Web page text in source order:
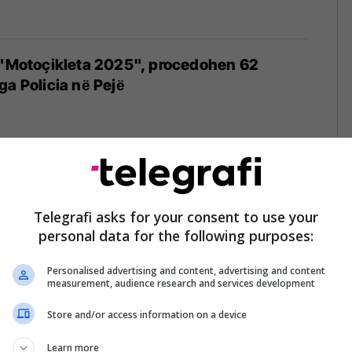
2025", procedohen 62
Policia nё Pejё
shqipton 1 mijë 681 gjoba ndaj
trafik - pezullohen 20 patentë shoferë
e 640 gjoba për një javë, Policia në
Telegrafi asks for your consent to use your
personal data for the following purposes:
Personalised advertising and content, advertising and content
measurement, audience research and services development
Store and/or access information on a device
Learn more